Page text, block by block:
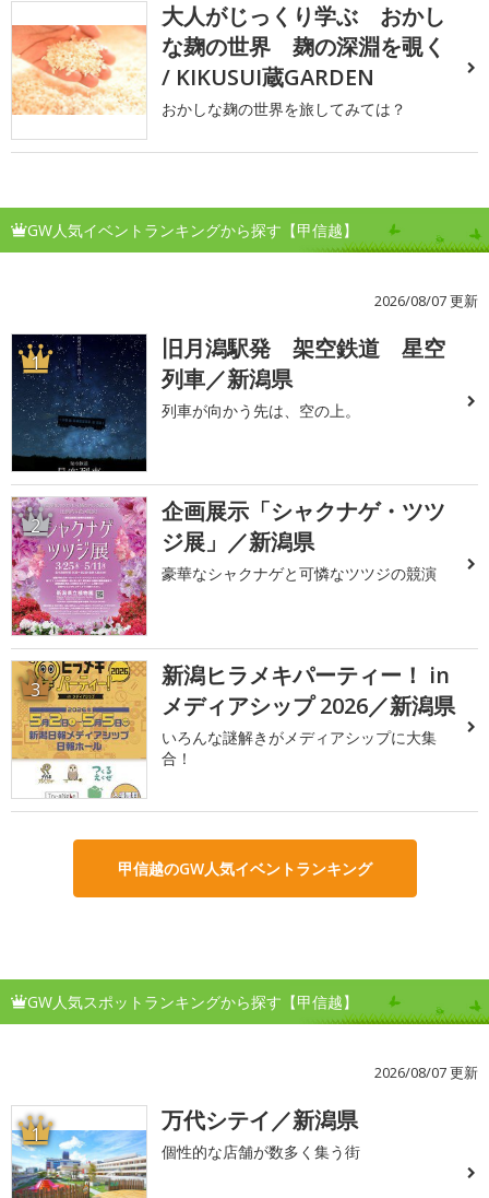
大人がじっくり学ぶ おかし
な麹の世界 麹の深淵を覗く
/ KIKUSUI蔵GARDEN
おかしな麹の世界を旅してみては？
GW人気イベントランキングから探す【甲信越】
2026/08/07 更新
1
旧月潟駅発 架空鉄道 星空
列車／新潟県
列車が向かう先は、空の上。
2
企画展示「シャクナゲ・ツツ
ジ展」／新潟県
豪華なシャクナゲと可憐なツツジの競演
3
新潟ヒラメキパーティー！ in
メディアシップ 2026／新潟県
いろんな謎解きがメディアシップに大集
合！
甲信越のGW人気イベントランキング
GW人気スポットランキングから探す【甲信越】
2026/08/07 更新
1 万代シテイ／新潟県
個性的な店舗が数多く集う街